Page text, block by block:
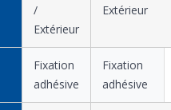
/
Extérieur
Extérieur
Fixation
adhésive
Fixation
adhésive